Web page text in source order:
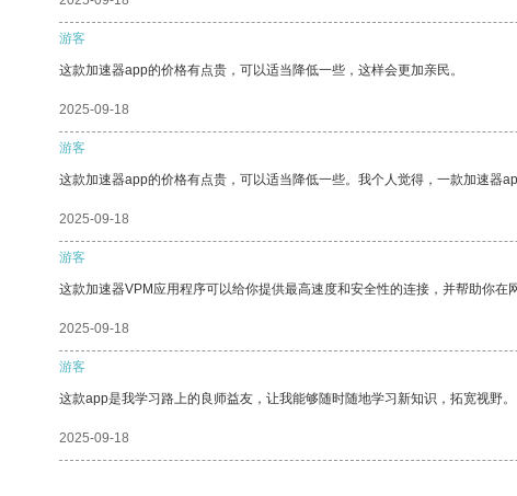
游客
这款加速器app的价格有点贵，可以适当降低一些，这样会更加亲民。
2025-09-18
游客
这款加速器app的价格有点贵，可以适当降低一些。我个人觉得，一款加速器
2025-09-18
游客
这款加速器VPM应用程序可以给你提供最高速度和安全性的连接，并帮助你在
2025-09-18
游客
这款app是我学习路上的良师益友，让我能够随时随地学习新知识，拓宽视野。
2025-09-18